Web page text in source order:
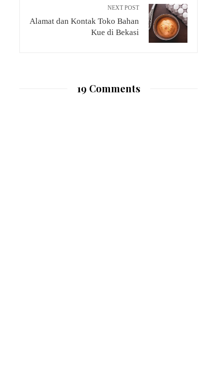
NEXT POST
Alamat dan Kontak Toko Bahan
Kue di Bekasi
19 Comments